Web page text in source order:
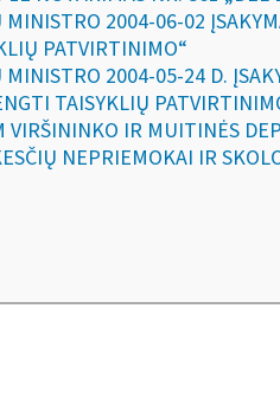
MINISTRO 2004-06-02
PATVIRTINIMO“
MINISTRO 2004-05-24 D.
TAISYKLIŲ
VIRŠININKO IR MUITINĖS
NEPRIEMOKAI IR